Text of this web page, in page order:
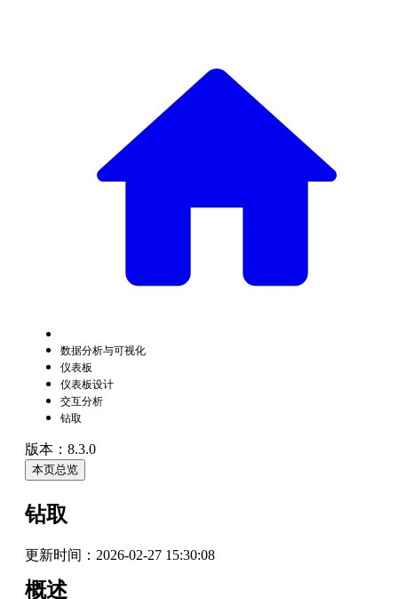
数据分析与可视化
仪表板
仪表板设计
交互分析
钻取
版本：8.3.0
本页总览
钻取
更新时间： 2026-02-27 15:30:08
概述